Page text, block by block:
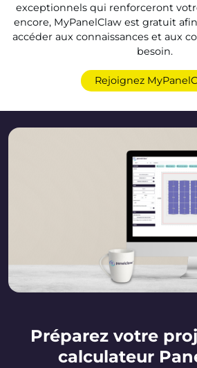
exceptionnels qui renforceront
encore, MyPanelClaw est gratuit
accéder aux connaissances et aux
besoin.
Rejoignez
Préparez votre
calculateur